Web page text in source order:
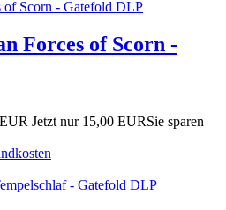
Forces of Scorn -
Jetzt nur 15,00 EURSie sparen